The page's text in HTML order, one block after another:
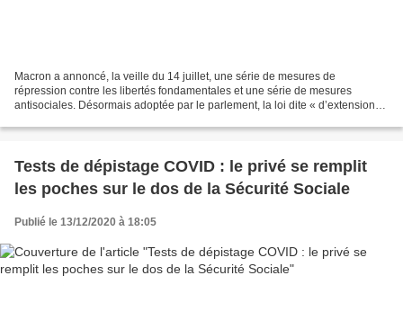
Macron a annoncé, la veille du 14 juillet, une série de mesures de
répression contre les libertés fondamentales et une série de mesures
antisociales. Désormais adoptée par le parlement, la loi dite « d’extension
Tests de dépistage COVID : le privé se remplit
les poches sur le dos de la Sécurité Sociale
Publié le 13/12/2020 à 18:05